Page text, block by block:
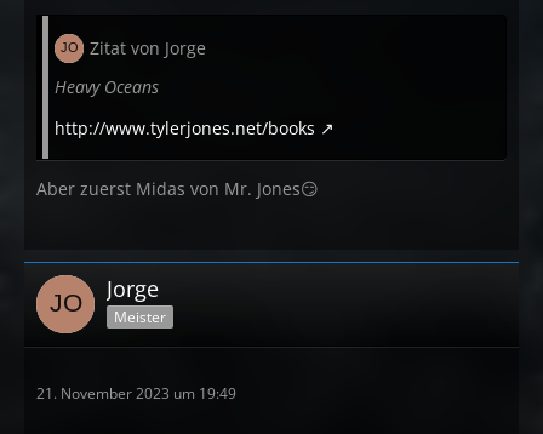
Zitat von Jorge
Heavy Oceans
http://www.tylerjones.net/books
Aber zuerst Midas von Mr. Jones😏
Jorge
Meister
21. November 2023 um 19:49